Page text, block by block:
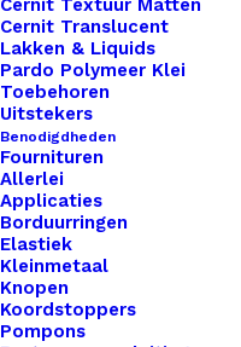
Cernit Textuur Matten
Cernit Translucent
Lakken & Liquids
Pardo Polymeer Klei
Toebehoren
Uitstekers
Benodigdheden
Fournituren
Allerlei
Applicaties
Borduurringen
Elastiek
Kleinmetaal
Knopen
Koordstoppers
Pompons
Nog meer leuks!